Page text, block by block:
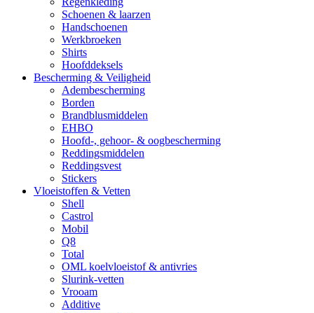
Schoenen & laarzen
Handschoenen
Werkbroeken
Shirts
Hoofddeksels
Bescherming & Veiligheid
Adembescherming
Borden
Brandblusmiddelen
EHBO
Hoofd-, gehoor- & oogbescherming
Reddingsmiddelen
Reddingsvest
Stickers
Vloeistoffen & Vetten
Shell
Castrol
Mobil
Q8
Total
OML koelvloeistof & antivries
Slurink-vetten
Vrooam
Additive